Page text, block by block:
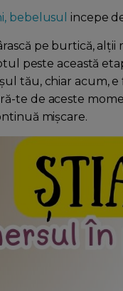
bebelusul incepe
pe burtică,
peste această
tău, chiar acum,
te de aceste
mișcare.